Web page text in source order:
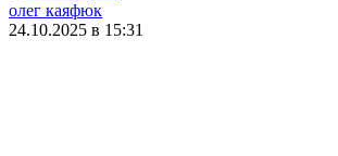
олег каяфюк
24.10.2025 в 15:31